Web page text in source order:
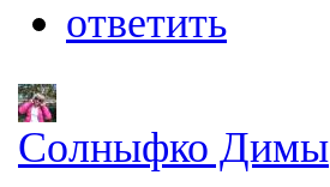
ответить
Солныфко Димы